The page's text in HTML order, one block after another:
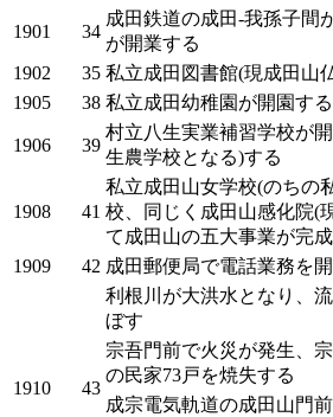
1901 34
成田鉄道の成田-我孫子間
が開業する
1902
35 私立成田図書館(現成田山
1905
38 私立成田幼稚園が開園する
1906 39
村立八生実業補習学校が
生農学校となる)する
1908 41
私立成田山女学校(のちの
校、同じく成田山感化院(
て成田山の五大事業が完
1909
42 成田郵便局で電話業務を
1910 43
利根川が大洪水となり、
ぼす
宗吾門前で火災が発生、
の民家73戸を焼失する
成宗電気軌道の成田山門